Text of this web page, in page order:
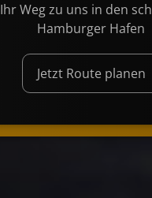
Ihr Weg zu uns in den
Hamburger Hafen
Jetzt Route planen